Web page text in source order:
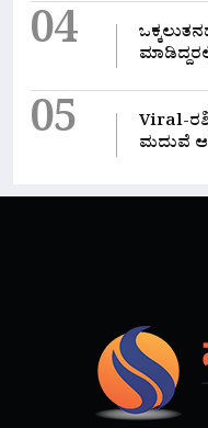
04
05
Viral-
ಮದುವೆ